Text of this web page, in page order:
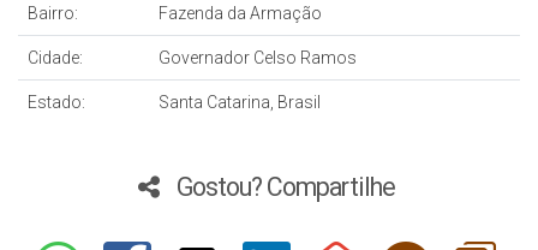
Bairro: Fazenda da Armação
Cidade: Governador Celso Ramos
Estado: Santa Catarina, Brasil
Gostou? Compartilhe